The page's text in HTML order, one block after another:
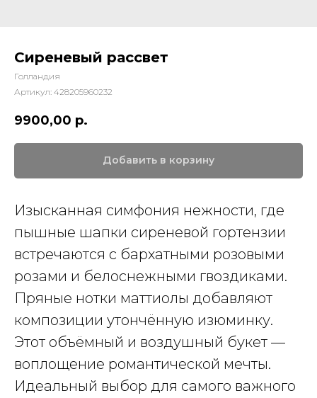
Сиреневый рассвет
Голландия
Артикул: 428205960232
9900,00 р.
Добавить в корзину
Изысканная симфония нежности, где
пышные шапки сиреневой гортензии
встречаются с бархатными розовыми
розами и белоснежными гвоздиками.
Пряные нотки маттиолы добавляют
композиции утончённую изюминку.
Этот объёмный и воздушный букет —
воплощение романтической мечты.
Идеальный выбор для самого важного